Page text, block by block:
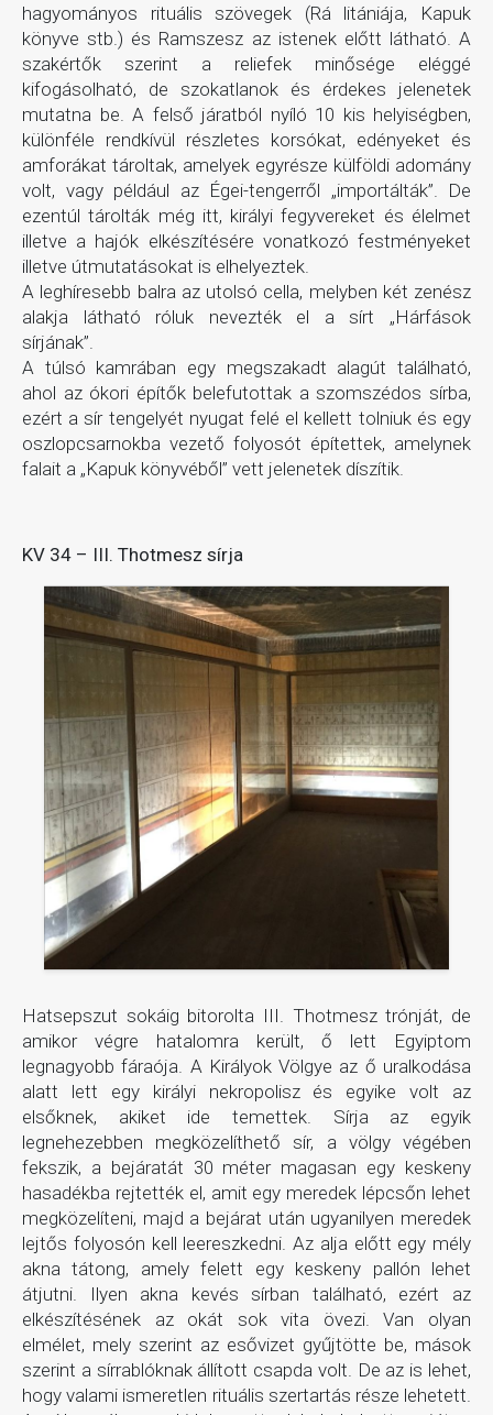
hagyományos rituális szövegek (Rá litániája, Kapuk
könyve stb.) és Ramszesz az istenek előtt látható. A
szakértők szerint a reliefek minősége eléggé
kifogásolható, de szokatlanok és érdekes jelenetek
mutatna be. A felső járatból nyíló 10 kis helyiségben,
különféle rendkívül részletes korsókat, edényeket és
amforákat tároltak, amelyek egyrésze külföldi adomány
volt, vagy például az Égei-tengerről „importálták”. De
ezentúl tárolták még itt, királyi fegyvereket és élelmet
illetve a hajók elkészítésére vonatkozó festményeket
illetve útmutatásokat is elhelyeztek.
A leghíresebb balra az utolsó cella, melyben két zenész
alakja látható róluk nevezték el a sírt „Hárfások
sírjának”.
A túlsó kamrában egy megszakadt alagút található,
ahol az ókori építők belefutottak a szomszédos sírba,
ezért a sír tengelyét nyugat felé el kellett tolniuk és egy
oszlopcsarnokba vezető folyosót építettek, amelynek
falait a „Kapuk könyvéből” vett jelenetek díszítik.
KV 34 – III. Thotmesz sírja
Hatsepszut sokáig bitorolta III. Thotmesz trónját, de
amikor végre hatalomra került, ő lett Egyiptom
legnagyobb fáraója. A Királyok Völgye az ő uralkodása
alatt lett egy királyi nekropolisz és egyike volt az
elsőknek, akiket ide temettek. Sírja az egyik
legnehezebben megközelíthető sír, a völgy végében
fekszik, a bejáratát 30 méter magasan egy keskeny
hasadékba rejtették el, amit egy meredek lépcsőn lehet
megközelíteni, majd a bejárat után ugyanilyen meredek
lejtős folyosón kell leereszkedni. Az alja előtt egy mély
akna tátong, amely felett egy keskeny pallón lehet
átjutni. Ilyen akna kevés sírban található, ezért az
elkészítésének az okát sok vita övezi. Van olyan
elmélet, mely szerint az esővizet gyűjtötte be, mások
szerint a sírrablóknak állított csapda volt. De az is lehet,
hogy valami ismeretlen rituális szertartás része lehetett.